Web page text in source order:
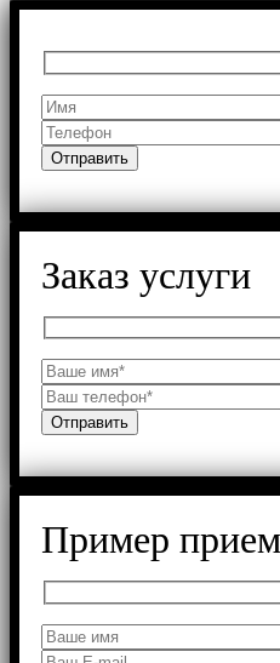
Заказ услуги
Пример